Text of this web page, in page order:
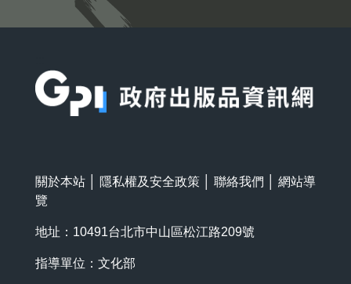
關於本站 隱私權及安全政策 聯絡我們
網站導
覽
地址：10491台北市中山區松江路209號
指導單位：文化部